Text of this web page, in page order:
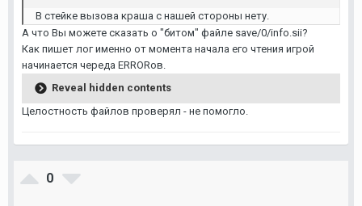
В стейке вызова краша с нашей стороны нету.
А что Вы можете сказать о "битом" файле save/0/info.sii?
Как пишет лог именно от момента начала его чтения игрой
начинается череда ERRORов.
Reveal hidden contents
Целостность файлов проверял - не помогло.
0